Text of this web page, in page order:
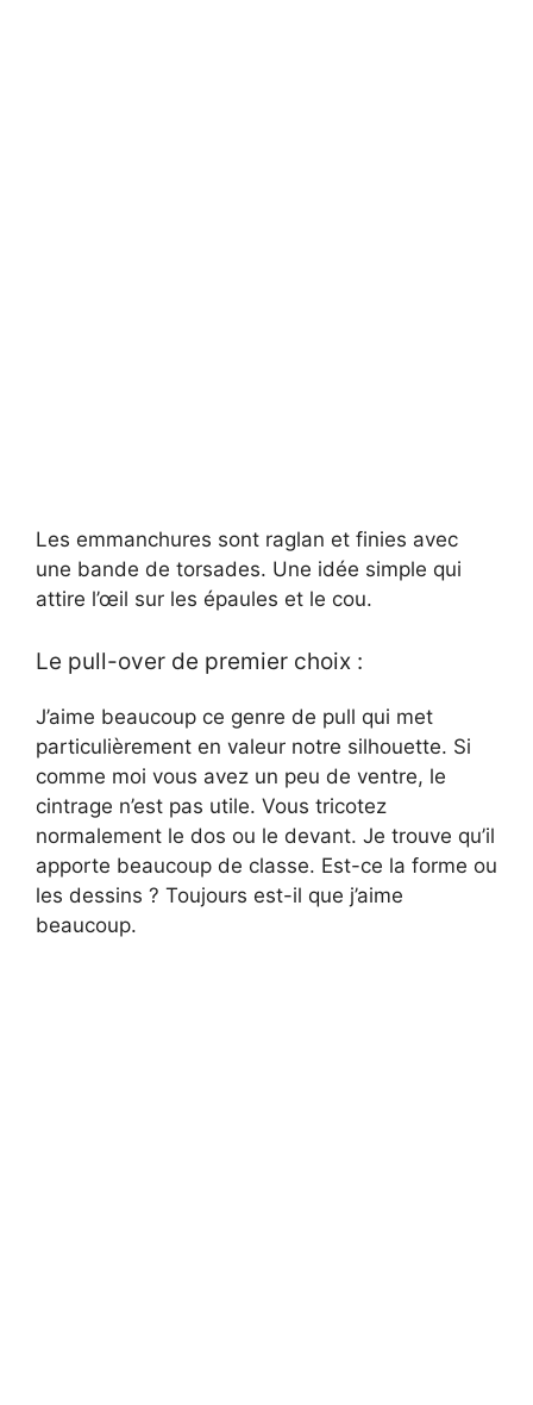
Les emmanchures sont raglan et finies avec
une bande de torsades. Une idée simple qui
attire l’œil sur les épaules et le cou.
Le pull-over de premier choix :
J’aime beaucoup ce genre de pull qui met
particulièrement en valeur notre silhouette. Si
comme moi vous avez un peu de ventre, le
cintrage n’est pas utile. Vous tricotez
normalement le dos ou le devant. Je trouve qu’il
apporte beaucoup de classe. Est-ce la forme ou
les dessins ? Toujours est-il que j’aime
beaucoup.